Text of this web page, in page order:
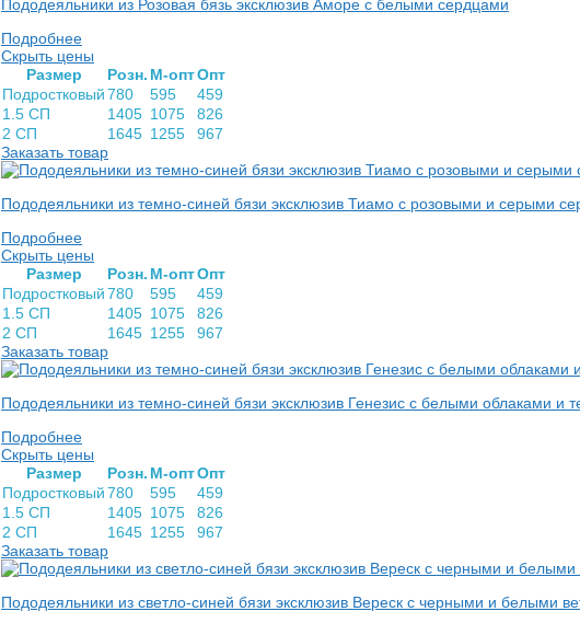
Пододеяльники из Розовая бязь эксклюзив Аморе с белыми сердцами
Подробнее
Скрыть цены
Раз­мер
Розн. М-оптОпт
Подростковый780 595
459
1.5 СП
1405 1075
826
2 СП
1645 1255
967
Заказать товар
Пододеяльники из темно-синей бязи эксклюзив Тиамо с розовыми и серыми
Подробнее
Скрыть цены
Раз­мер
Розн. М-оптОпт
Подростковый780 595
459
1.5 СП
1405 1075
826
2 СП
1645 1255
967
Заказать товар
Пододеяльники из темно-синей бязи эксклюзив Генезис с белыми облаками
Подробнее
Скрыть цены
Раз­мер
Розн. М-оптОпт
Подростковый780 595
459
1.5 СП
1405 1075
826
2 СП
1645 1255
967
Заказать товар
Пододеяльники из светло-синей бязи эксклюзив Вереск с черными и белыми